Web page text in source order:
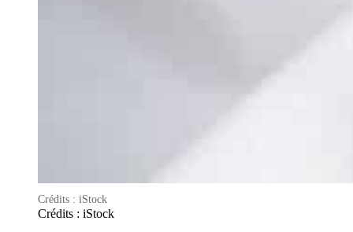
Crédits : iStock
Crédits : iStock